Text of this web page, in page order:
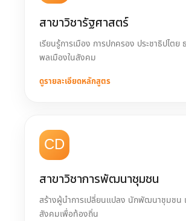
สาขาวิชารัฐศาสตร์
เรียนรู้การเมือง การปกครอง ประชาธิปไตย
พลเมืองในสังคม
ดูรายละเอียดหลักสูตร
CD
สาขาวิชาการพัฒนาชุมชน
สร้างผู้นำการเปลี่ยนแปลง นักพัฒนาชุมชน
สังคมเพื่อท้องถิ่น